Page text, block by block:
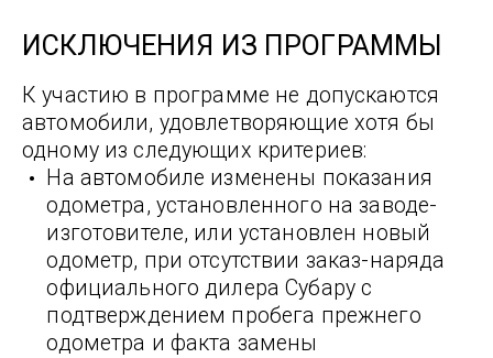
ИСКЛЮЧЕНИЯ ИЗ ПРОГРАММЫ
К участию в программе не допускаются
автомобили, удовлетворяющие хотя бы
одному из следующих критериев:
На автомобиле изменены показания
одометра, установленного на заводе-
изготовителе, или установлен новый
одометр, при отсутствии заказ-наряда
официального дилера Субару с
подтверждением пробега прежнего
одометра и факта замены